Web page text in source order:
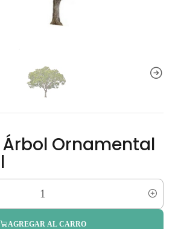
Ornamental
AGREGAR AL CARRO